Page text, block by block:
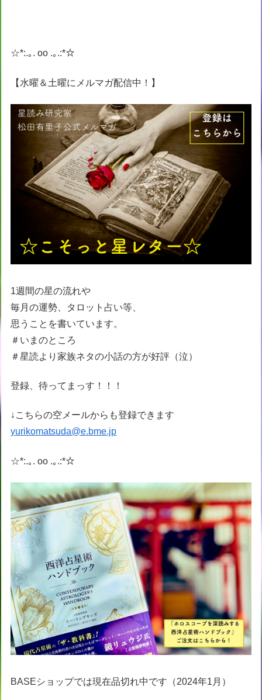
☆*:.｡. oo .｡.:*☆
【水曜＆土曜にメルマガ配信中！】
1週間の星の流れや
毎月の運勢、タロット占い等、
思うことを書いています。
＃いまのところ
＃星読より家族ネタの小話の方が好評（泣）
登録、待ってまっす！！！
↓こちらの空メールからも登録できます
yurikomatsuda@e.bme.jp
☆*:.｡. oo .｡.:*☆
BASEショップでは現在品切れ中です（2024年1月）